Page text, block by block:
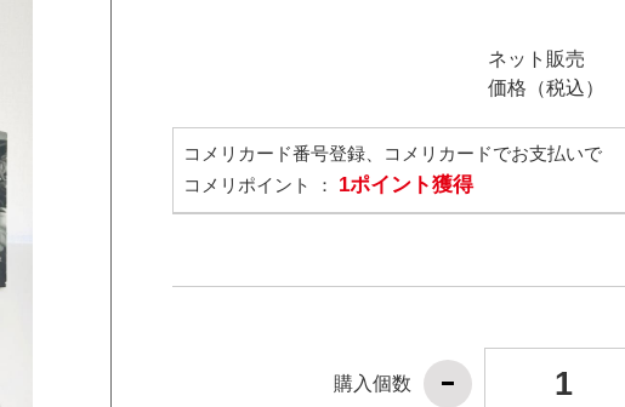
ネット販売
価格（税込）
コメリカード番号登録、コメリカードでお支払いで
コメリポイント ： 1ポイント獲得
購入個数